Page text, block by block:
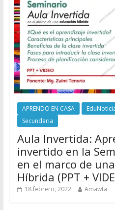
APRENDO EN CASA
Secundaria
Aula Invertida:
invertido en la
en el marco de
Híbrida (PPT +
18 febrero, 2022 Amawta